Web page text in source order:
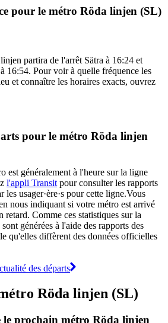
pour le métro Röda linjen (SL)
partira de l'arrêt Sätra à 16:24 et
16:54. Pour voir à quelle fréquence les
et connaître les horaires exacts, ouvrez
pour le métro Röda linjen
est généralement à l'heure sur la ligne
l'appli Transit pour consulter les rapports
les usager·ère·s pour cette ligne.Vous
nous indiquant si votre métro est arrivé
retard. Comme ces statistiques sur la
générées à l'aide des rapports des
qu'elles diffèrent des données officielles
des départs
Röda linjen (SL)
le prochain métro Röda linjen